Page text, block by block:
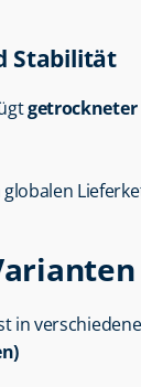
Stabilität
getrockneter
in